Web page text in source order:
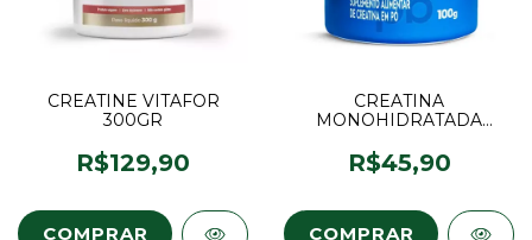
CREATINE VITAFOR
300GR
R$129,90
CREATINA
MONOHIDRATADA
R$45,90